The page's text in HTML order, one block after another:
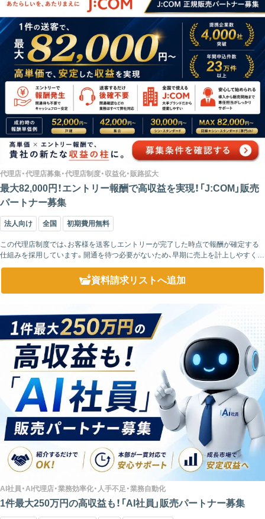
代理店・代理店募集・代理店制度・収益化・販路拡大
最大82,000円！エントリー報酬で高収益を実現！「J:COM」販売
パートナー募集
法人向け 全国 初期費用無料
この代理店制度では、お客様を送客しエントリーが完了した時点で報酬が確定する
仕組みを採用しています。開通を待つ必要がないため、早期に売上を計上しやすく、
安定したキャッシュフローを実現できます。営業活動の成果がスピーディーに収益
資料請求リストへ追加
AI社員・AI代理店・業務効率化・人手不足・業務自動化
1件最大250万円の高収益も！「AI社員」販売パートナー募集